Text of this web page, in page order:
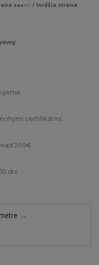
●●●○○ / tvrdšia strana
certifikátmi.
200€
dní